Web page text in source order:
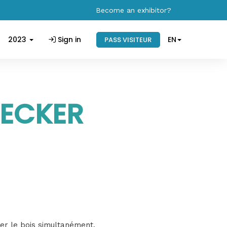
Become an exhibitor?
2023 Sign in PASS VISITEUR EN
le bois simultanément.